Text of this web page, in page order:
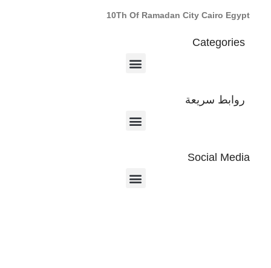
10Th Of Ramadan City Cairo Egypt
Categories
روابط سريعة
Social Media